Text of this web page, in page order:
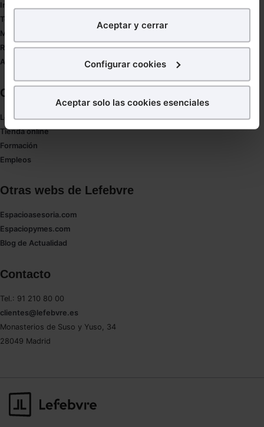
analíticospara tratar demejorar tu experienciaen
nuestra página web. También con fines publicitarios,
para poder mostrarte publicidad y contenidos de tu
¿Qué puedes hacer?
en la web sea óptima
Puedes
todas las cookies excepto aquellas imprescindibles.
seleccionar solo aquellas que quieras permitir en tu
las que sean indispensables para la navegación.
Saber más acerca de las cookies
Aceptar y cerrar
Configurar cookies
Aceptar solo las cookies esenciales
Innovación
Tesauro
Mapa web
Redirect sitemap
Autores de El Derecho
Corporativo
Lefebvre
Tienda online
Formación
Empleos
Otras webs de Lefebvre
Espacioasesoria.com
Espaciopymes.com
Blog de Actualidad
Contacto
Tel.: 91 210 80 00
clientes@lefebvre.es
Monasterios de Suso y Yuso, 34
28049 Madrid